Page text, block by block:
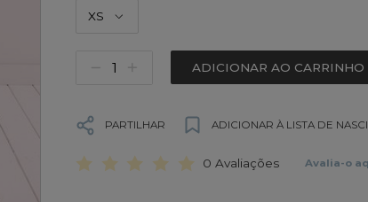
XS
ADICIONAR AO CARRINHO
PARTILHAR ADICIONAR À LISTA DE
0 Avaliações Avalia-o